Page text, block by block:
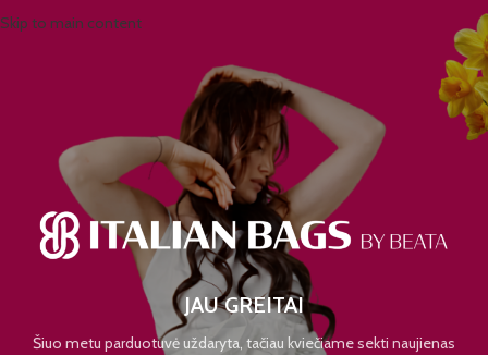
Skip to main content
JAU GREITAI
Šiuo metu parduotuvė uždaryta, tačiau kviečiame sekti naujienas